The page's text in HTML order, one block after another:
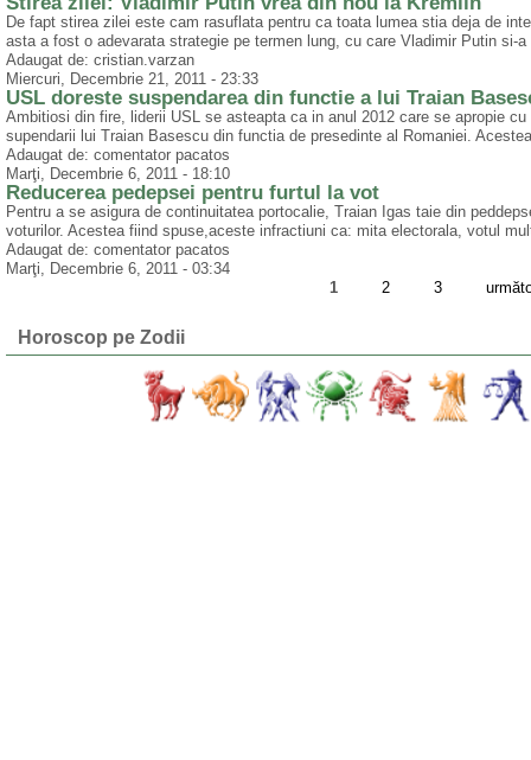
De fapt stirea zilei este cam rasuflata pentru ca toata lumea stia deja de
asta a fost o adevarata strategie pe termen lung, cu care Vladimir Putin si-
Adaugat de: cristian.varzan
Miercuri, Decembrie 21, 2011 - 23:33
USL doreste suspendarea din functie a lui Traian
Ambitiosi din fire, liderii USL se asteapta ca in anul 2012 care se apropie
supendarii lui Traian Basescu din functia de presedinte al Romaniei.
Adaugat de: comentator pacatos
Marţi, Decembrie 6, 2011 - 18:10
Reducerea pedepsei pentru furtul la vot
Pentru a se asigura de continuitatea portocalie, Traian Igas taie din
voturilor. Acestea fiind spuse,aceste infractiuni ca: mita electorala, votul
Adaugat de: comentator pacatos
Marţi, Decembrie 6, 2011 - 03:34
1
2 3
Horoscop pe Zodii